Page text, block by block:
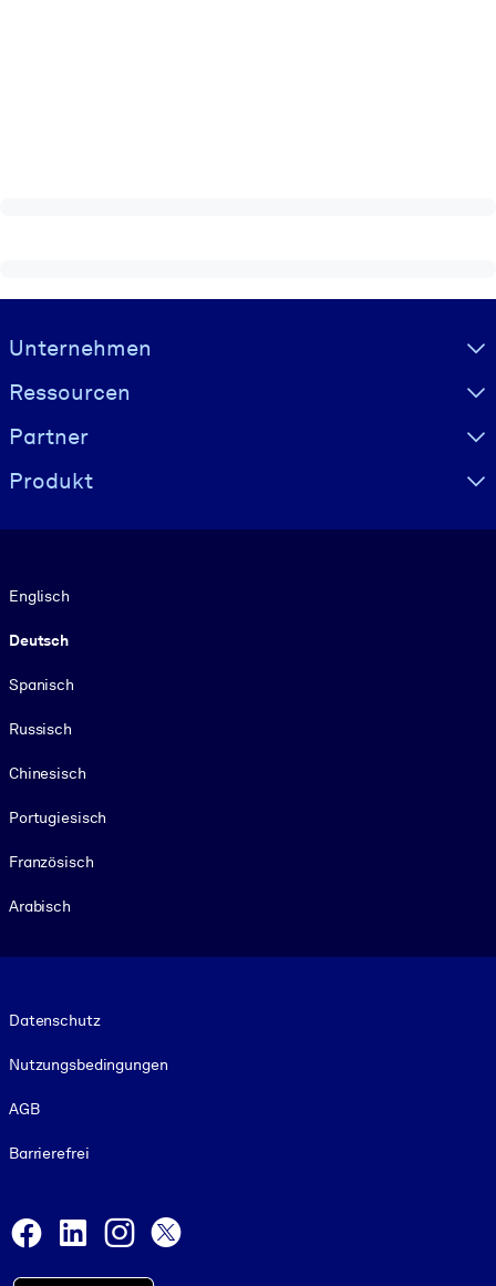
Visually hidden Text
Unternehmen
Ressourcen
Partner
Produkt
Englisch
Deutsch
Spanisch
Russisch
Chinesisch
Portugiesisch
Französisch
Arabisch
Datenschutz
Nutzungsbedingungen
AGB
Barrierefrei
Facebook
LinkedInInstagram